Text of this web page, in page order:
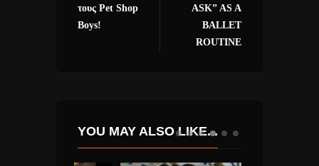
τους Pet Shop
Boys!
ASK” AS A
BALLET
ROUTINE
YOU MAY ALSO LIKE...